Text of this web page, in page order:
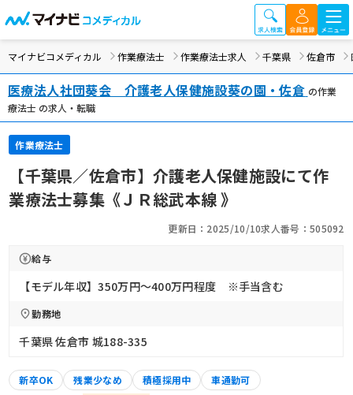
マイナビコメディカル 作業療法士 作業療法士求人 千葉県 佐倉市
医療法人社団葵会 介護老人保健施設葵の園・佐倉 の作業
療法士 の求人・転職
作業療法士
【千葉県／佐倉市】介護老人保健施設にて作
業療法士募集《ＪＲ総武本線 》
更新日：2025/10/10求人番号：505092
給与
【モデル年収】350万円〜400万円程度 ※手当含む
勤務地
千葉県 佐倉市 城188-335
新卒OK 残業少なめ 積極採用中 車通勤可